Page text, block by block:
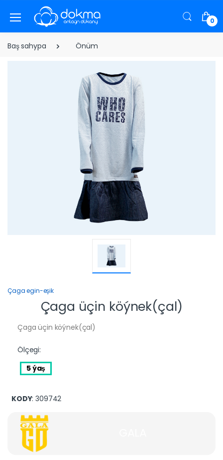
0
Baş sahypa Önüm
Çaga egin-eşik
Çaga üçin köýnek(çal)
Çaga üçin köýnek(çal)
Ölçegi:
5 ýaş
KODY: 309742